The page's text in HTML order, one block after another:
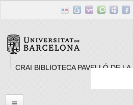
CRAI BIBLIOTECA PAVELLÓ DE LA